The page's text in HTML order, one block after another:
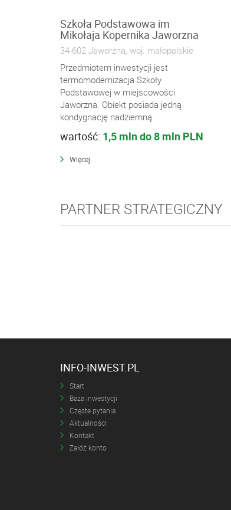
Szkoła Podstawowa im
Mikołaja Kopernika Jaworzna
34-602 Jaworzna, woj. małopolskie
Przedmiotem inwestycji jest
termomodernizacja Szkoły
Podstawowej w miejscowości
Jaworzna. Obiekt posiada jedną
kondygnację nadziemną.
wartość: 1,5 mln do 8 mln PLN
Więcej
PARTNER STRATEGICZNY
INFO-INWEST.PL
Start
Baza inwestycji
Częste pytania
Aktualności
Kontakt
Załóż konto